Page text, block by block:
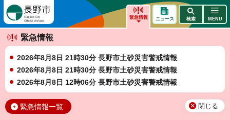
緊急情報
緊急情報
2026年8月8日 21時30分 長野市土砂災害警戒情報
2026年8月8日 21時30分 長野市土砂災害警戒情報
2026年8月8日 12時06分 長野市土砂災害警戒情報
緊急情報一覧 閉じる
ニュース 検索 MENU